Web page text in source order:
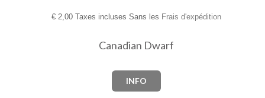
€2,00 Taxes incluses Sans les Frais d'expédition
Canadian Dwarf
INFO